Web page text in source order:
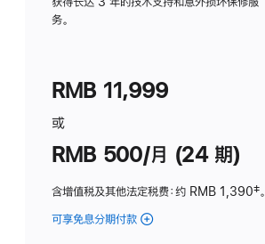
务。
RMB 11,999
或
RMB 500/月 (24 期)
含增值税及其他法定税费：约 RMB 1,390脚
‡。
可享免息分期付款 (Studio